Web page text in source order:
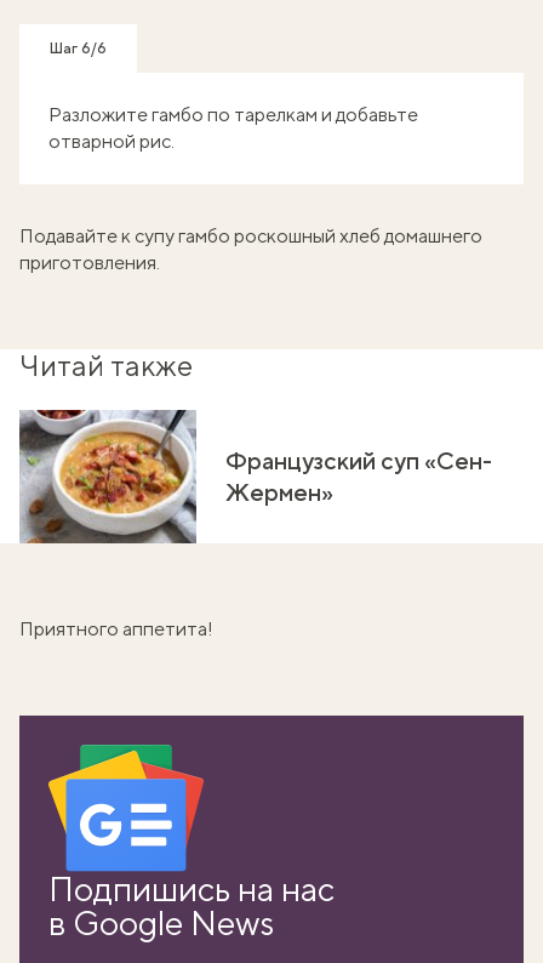
Шаг 6/6
Разложите гамбо по тарелкам и добавьте
отварной рис.
Подавайте к супу гамбо роскошный хлеб домашнего
приготовления.
Читай также
Французский суп «Сен-
Жермен»
Приятного аппетита!
Подпишись на нас
в Google News